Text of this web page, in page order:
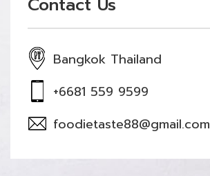
Bangkok Thailand
+6681 559 9599
foodietaste88@gmail.com